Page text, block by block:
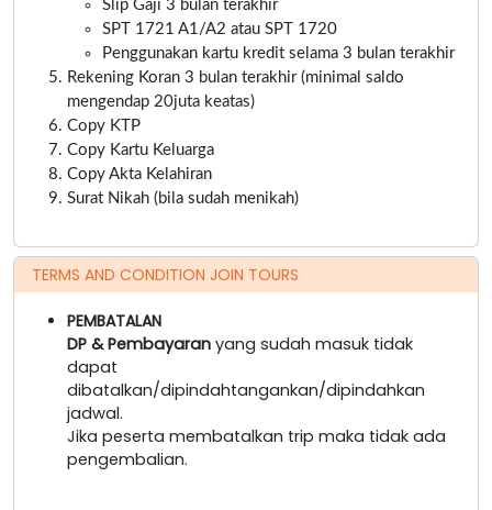
Slip Gaji 3 bulan terakhir
SPT 1721 A1/A2 atau SPT 1720
Penggunakan kartu kredit selama 3 bulan terakhir
Rekening Koran 3 bulan terakhir (minimal saldo
mengendap 20juta keatas)
Copy KTP
Copy Kartu Keluarga
Copy Akta Kelahiran
Surat Nikah (bila sudah menikah)
TERMS AND CONDITION JOIN TOURS
PEMBATALAN
DP & Pembayaran yang sudah masuk tidak
dapat
dibatalkan/dipindahtangankan/dipindahkan
jadwal.
Jika peserta membatalkan trip maka tidak ada
pengembalian.